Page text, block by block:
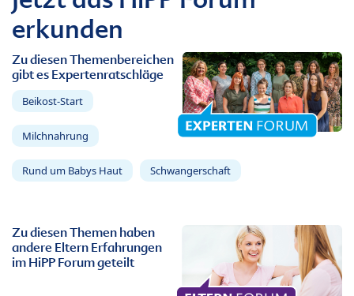
erkunden
Zu diesen Themenbereichen
gibt es Expertenratschläge
Beikost-Start
Milchnahrung
Rund um Babys Haut Schwangerschaft
Zu diesen Themen haben
andere Eltern Erfahrungen
im HiPP Forum geteilt